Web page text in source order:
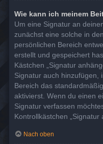
Wie kann ich meinem
Um eine Signatur an
zunächst eine solche in
persönlichen Bereich
erstellt und gespeichert
Kästchen „Signatur
Signatur auch hinzufügen,
Bereich das
aktivierst. Wenn du einen
Signatur verfassen
Kontrollkästchen „Signatur
Nach oben